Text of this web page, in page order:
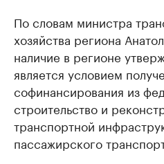
По словам министра
хозяйства региона
наличие в регионе
является условием
софинансирования из
строительство и
транспортной
пассажирского